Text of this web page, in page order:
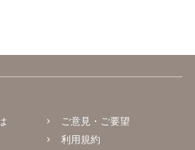
ご意見・ご要望
利用規約